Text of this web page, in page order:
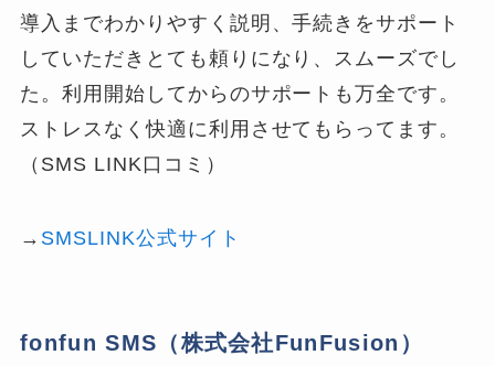
導入までわかりやすく説明、手続きをサポート
していただきとても頼りになり、スムーズでし
た。利用開始してからのサポートも万全です。
ストレスなく快適に利用させてもらってます。
（SMS LINK口コミ）
→ SMSLINK公式サイト
fonfun SMS（株式会社FunFusion）